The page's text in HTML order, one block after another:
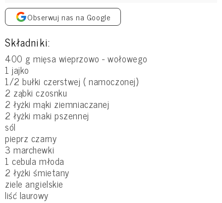
Obserwuj nas na Google
Składniki:
400 g mięsa wieprzowo - wołowego
1 jajko
1/2 bułki czerstwej ( namoczonej)
2 ząbki czosnku
2 łyżki mąki ziemniaczanej
2 łyżki maki pszennej
sól
pieprz czarny
3 marchewki
1 cebula młoda
2 łyżki śmietany
ziele angielskie
liść laurowy